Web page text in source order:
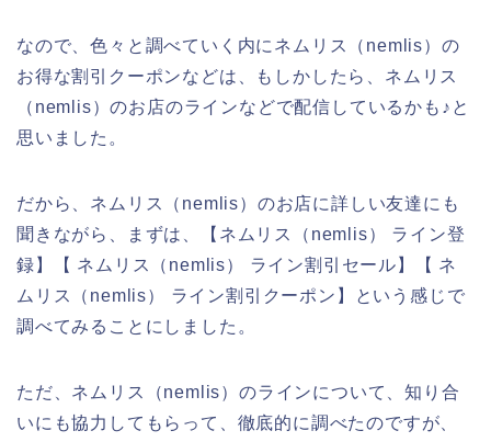
なので、色々と調べていく内にネムリス（nemlis）の
お得な割引クーポンなどは、もしかしたら、ネムリス
（nemlis）のお店のラインなどで配信しているかも♪と
思いました。
だから、ネムリス（nemlis）のお店に詳しい友達にも
聞きながら、まずは、【ネムリス（nemlis） ライン登
録】【 ネムリス（nemlis） ライン割引セール】【 ネ
ムリス（nemlis） ライン割引クーポン】という感じで
調べてみることにしました。
ただ、ネムリス（nemlis）のラインについて、知り合
いにも協力してもらって、徹底的に調べたのですが、